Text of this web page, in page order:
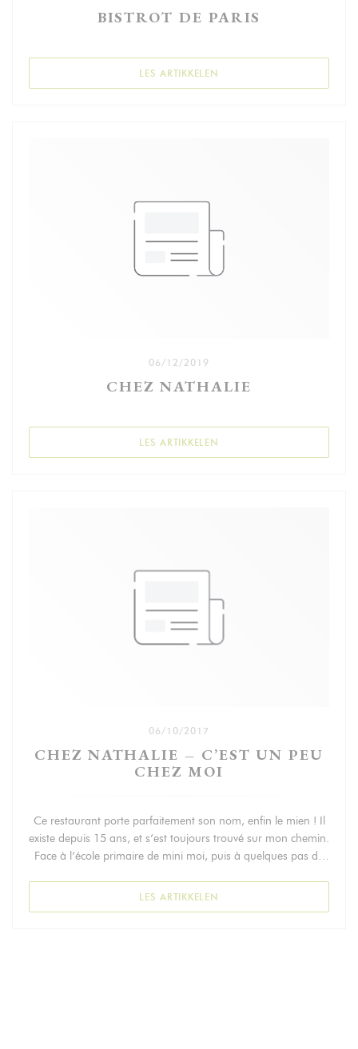
BISTROT DE PARIS
LES ARTIKKELEN
06/12/2019
CHEZ NATHALIE
LES ARTIKKELEN
06/10/2017
CHEZ NATHALIE – C’EST UN PEU
CHEZ MOI
Ce restaurant porte parfaitement son nom, enfin le mien ! Il
existe depuis 15 ans, et s’est toujours trouvé sur mon chemin.
Face à l’école primaire de mini moi, puis à quelques pas de
centaines de mètres de chez moi.
Ici, tout est fait maison comme l’indique le label sur la carte
LES ARTIKKELEN